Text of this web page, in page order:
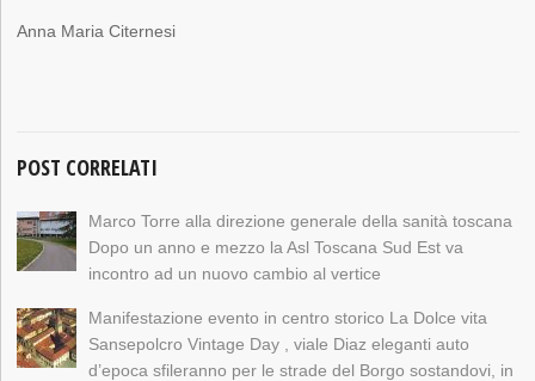
Anna Maria Citernesi
POST CORRELATI
Marco Torre alla direzione generale della sanità toscana
Dopo un anno e mezzo la Asl Toscana Sud Est va
incontro ad un nuovo cambio al vertice
Manifestazione evento in centro storico La Dolce vita
Sansepolcro Vintage Day , viale Diaz eleganti auto
d’epoca sfileranno per le strade del Borgo sostandovi, in